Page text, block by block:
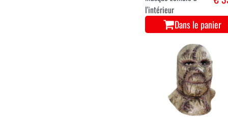
l'intérieur
Dans le panier